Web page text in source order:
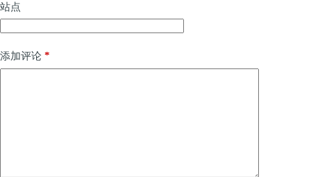
站点
添加评论 *